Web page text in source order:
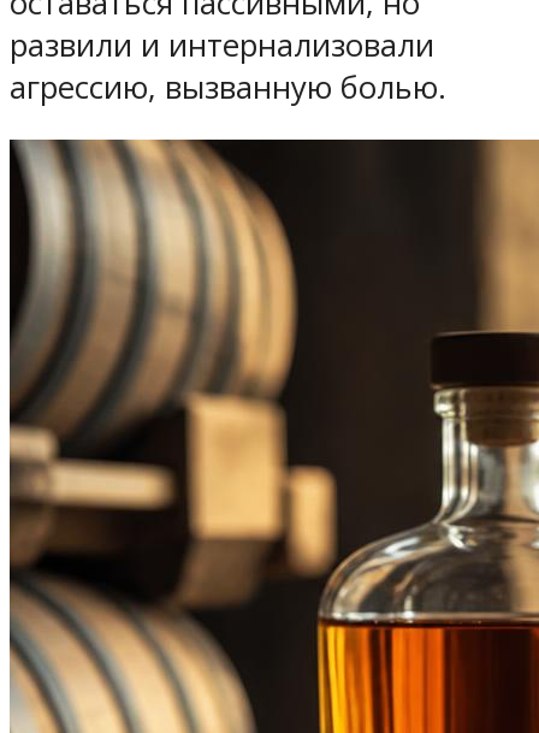
развили и интернализовали
агрессию, вызванную болью.